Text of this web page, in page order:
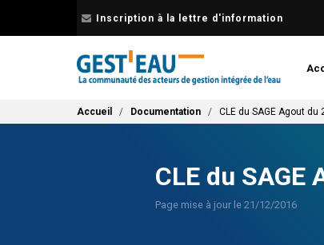
Inscription à la lettre d'information
Fil d'Ariane
Accueil Documentation CLE du SAGE Agout du
CLE du
Page mise à jour le 21/12/2016